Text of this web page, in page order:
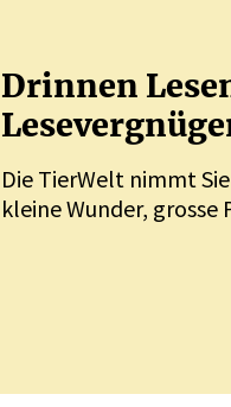
Drinnen
Die TierWelt nimmt
kleine Wunder,